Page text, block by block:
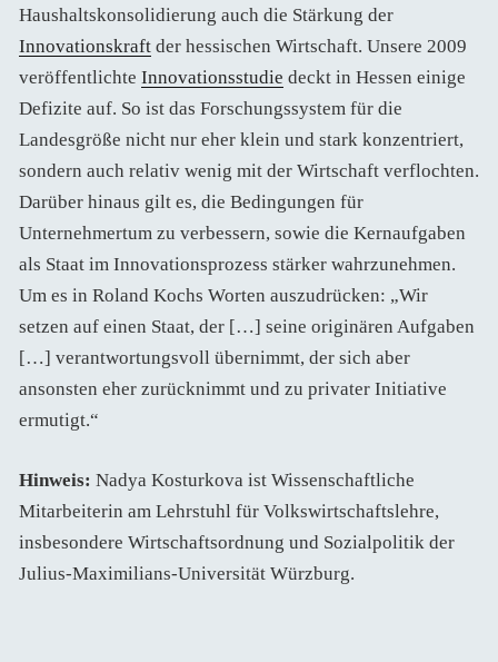
Haushaltskonsolidierung auch die Stärkung der
Innovationskraft der hessischen Wirtschaft. Unsere 2009
veröffentlichte Innovationsstudie deckt in Hessen einige
Defizite auf. So ist das Forschungssystem für die
Landesgröße nicht nur eher klein und stark konzentriert,
sondern auch relativ wenig mit der Wirtschaft verflochten.
Darüber hinaus gilt es, die Bedingungen für
Unternehmertum zu verbessern, sowie die Kernaufgaben
als Staat im Innovationsprozess stärker wahrzunehmen.
Um es in Roland Kochs Worten auszudrücken: „Wir
setzen auf einen Staat, der […] seine originären Aufgaben
[…] verantwortungsvoll übernimmt, der sich aber
ansonsten eher zurücknimmt und zu privater Initiative
ermutigt.“
Hinweis: Nadya Kosturkova ist Wissenschaftliche
Mitarbeiterin am Lehrstuhl für Volkswirtschaftslehre,
insbesondere Wirtschaftsordnung und Sozialpolitik der
Julius-Maximilians-Universität Würzburg.